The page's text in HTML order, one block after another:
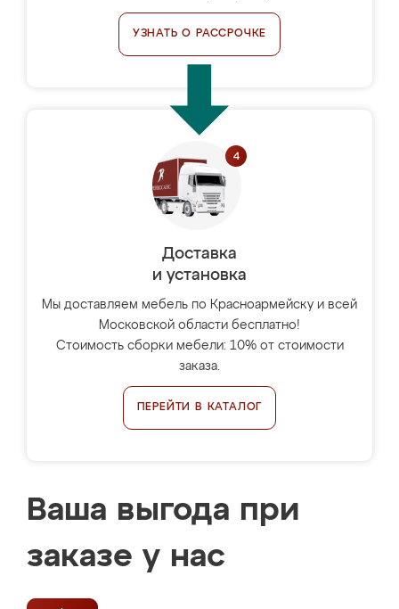
УЗНАТЬ О РАССРОЧКЕ
Доставка
и установка
Мы доставляем мебель по Красноармейску и всей
Московской области бесплатно!
Стоимость сборки мебели: 10% от стоимости
заказа.
ПЕРЕЙТИ В КАТАЛОГ
Ваша выгода при
заказе у нас